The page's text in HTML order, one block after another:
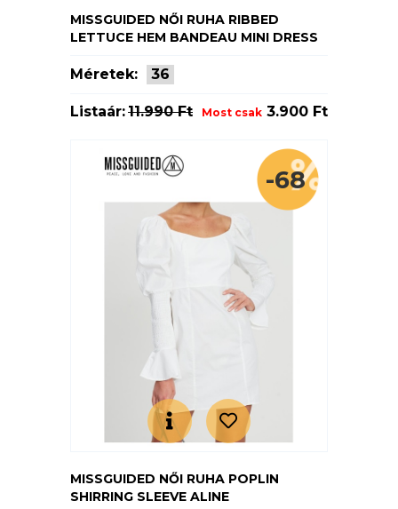
MISSGUIDED NŐI RUHA RIBBED
LETTUCE HEM BANDEAU MINI DRESS
Méretek: 36
Listaár:11.990 Ft Most csak 3.900 Ft
-68
MISSGUIDED NŐI RUHA POPLIN
SHIRRING SLEEVE ALINE